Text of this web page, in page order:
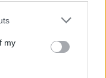
my
στον Βοτανικό: